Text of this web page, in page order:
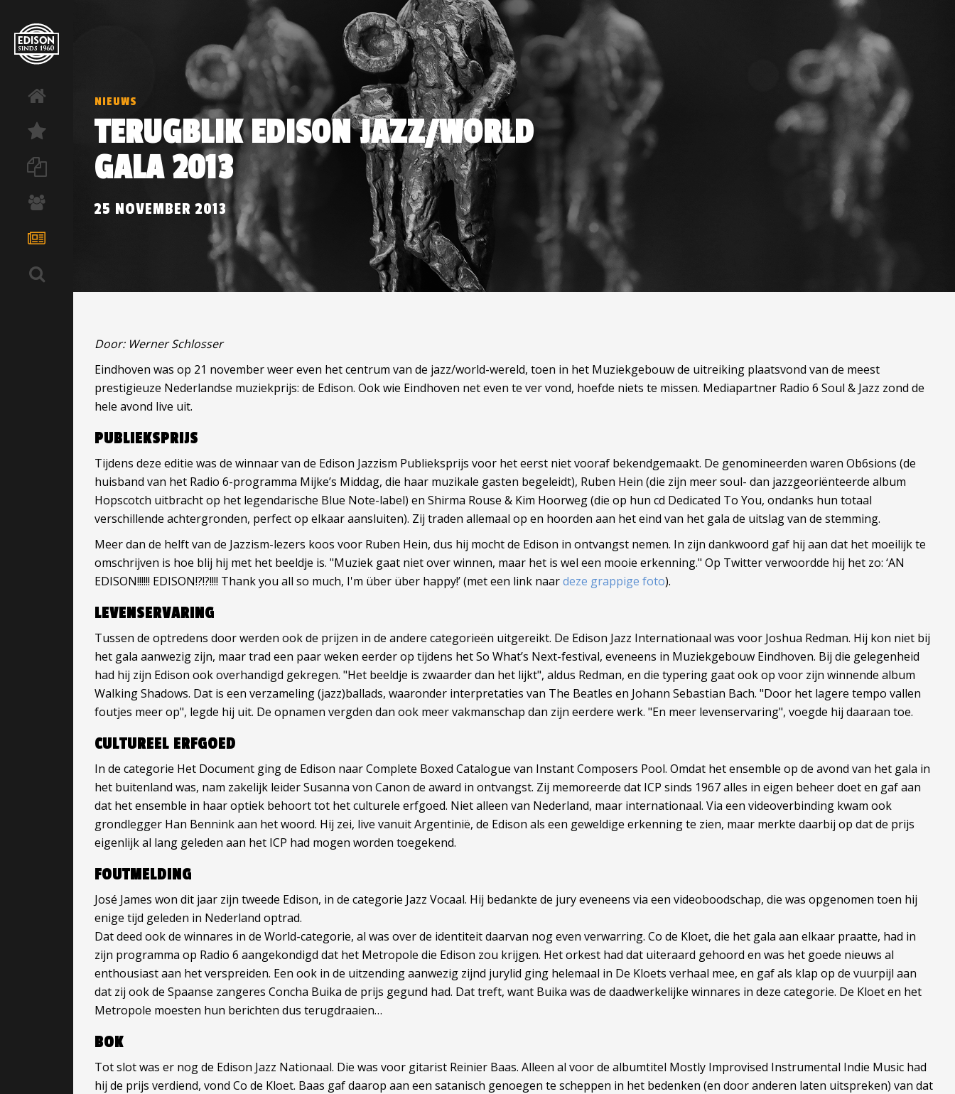
NIEUWS
TERUGBLIK EDISON JAZZ/WORLD
GALA 2013
25 NOVEMBER 2013
Door: Werner Schlosser
Eindhoven was op 21 november weer even het centrum van de jazz/world-wereld, toen in het Muziekgebouw de uitreiking plaatsvond van de meest
prestigieuze Nederlandse muziekprijs: de Edison. Ook wie Eindhoven net even te ver vond, hoefde niets te missen. Mediapartner Radio 6 Soul & Jazz zond de
hele avond live uit.
PUBLIEKSPRIJS
Tijdens deze editie was de winnaar van de Edison Jazzism Publieksprijs voor het eerst niet vooraf bekendgemaakt. De genomineerden waren Ob6sions (de
huisband van het Radio 6-programma Mijke’s Middag, die haar muzikale gasten begeleidt), Ruben Hein (die zijn meer soul- dan jazzgeoriënteerde album
Hopscotch uitbracht op het legendarische Blue Note-label) en Shirma Rouse & Kim Hoorweg (die op hun cd Dedicated To You, ondanks hun totaal
verschillende achtergronden, perfect op elkaar aansluiten). Zij traden allemaal op en hoorden aan het eind van het gala de uitslag van de stemming.
Meer dan de helft van de Jazzism-lezers koos voor Ruben Hein, dus hij mocht de Edison in ontvangst nemen. In zijn dankwoord gaf hij aan dat het moeilijk te
omschrijven is hoe blij hij met het beeldje is. "Muziek gaat niet over winnen, maar het is wel een mooie erkenning." Op Twitter verwoordde hij het zo: ‘AN
EDISON!!!!!! EDISON!?!?!!!! Thank you all so much, I'm über über happy!’ (met een link naardeze grappige foto).
LEVENSERVARING
Tussen de optredens door werden ook de prijzen in de andere categorieën uitgereikt. De Edison Jazz Internationaal was voor Joshua Redman. Hij kon niet bij
het gala aanwezig zijn, maar trad een paar weken eerder op tijdens het So What’s Next-festival, eveneens in Muziekgebouw Eindhoven. Bij die gelegenheid
had hij zijn Edison ook overhandigd gekregen. "Het beeldje is zwaarder dan het lijkt", aldus Redman, en die typering gaat ook op voor zijn winnende album
Walking Shadows. Dat is een verzameling (jazz)ballads, waaronder interpretaties van The Beatles en Johann Sebastian Bach. "Door het lagere tempo vallen
foutjes meer op", legde hij uit. De opnamen vergden dan ook meer vakmanschap dan zijn eerdere werk. "En meer levenservaring", voegde hij daaraan toe.
CULTUREEL ERFGOED
In de categorie Het Document ging de Edison naar Complete Boxed Catalogue van Instant Composers Pool. Omdat het ensemble op de avond van het gala in
het buitenland was, nam zakelijk leider Susanna von Canon de award in ontvangst. Zij memoreerde dat ICP sinds 1967 alles in eigen beheer doet en gaf aan
dat het ensemble in haar optiek behoort tot het culturele erfgoed. Niet alleen van Nederland, maar internationaal. Via een videoverbinding kwam ook
grondlegger Han Bennink aan het woord. Hij zei, live vanuit Argentinië, de Edison als een geweldige erkenning te zien, maar merkte daarbij op dat de prijs
eigenlijk al lang geleden aan het ICP had mogen worden toegekend.
FOUTMELDING
José James won dit jaar zijn tweede Edison, in de categorie Jazz Vocaal. Hij bedankte de jury eveneens via een videoboodschap, die was opgenomen toen hij
enige tijd geleden in Nederland optrad.
Dat deed ook de winnares in de World-categorie, al was over de identiteit daarvan nog even verwarring. Co de Kloet, die het gala aan elkaar praatte, had in
zijn programma op Radio 6 aangekondigd dat het Metropole die Edison zou krijgen. Het orkest had dat uiteraard gehoord en was het goede nieuws al
enthousiast aan het verspreiden. Een ook in de uitzending aanwezig zijnd jurylid ging helemaal in De Kloets verhaal mee, en gaf als klap op de vuurpijl aan
dat zij ook de Spaanse zangeres Concha Buika de prijs gegund had. Dat treft, want Buika was de daadwerkelijke winnares in deze categorie. De Kloet en het
Metropole moesten hun berichten dus terugdraaien…
BOK
Tot slot was er nog de Edison Jazz Nationaal. Die was voor gitarist Reinier Baas. Alleen al voor de albumtitel Mostly Improvised Instrumental Indie Music had
hij de prijs verdiend, vond Co de Kloet. Baas gaf daarop aan een satanisch genoegen te scheppen in het bedenken (en door anderen laten uitspreken) van dat